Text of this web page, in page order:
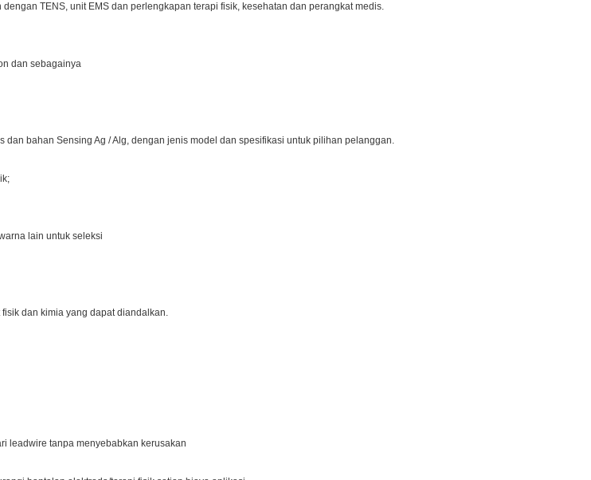
TENS, unit EMS dan perlengkapan terapi fisik, kesehatan dan perangkat medis.
dan sebagainya
bahan Sensing Ag / Alg, dengan jenis model dan spesifikasi untuk pilihan pelanggan.
lain untuk seleksi
dan kimia yang dapat diandalkan.
leadwire tanpa menyebabkan kerusakan